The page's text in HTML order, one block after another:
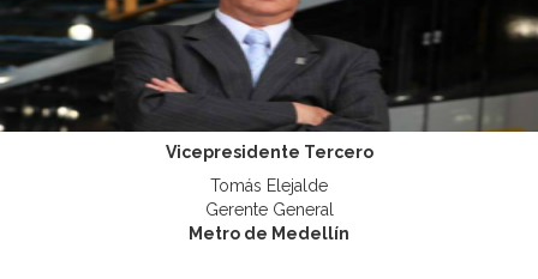
Vicepresidente Tercero
Tomás Elejalde
Gerente General
Metro de Medellín